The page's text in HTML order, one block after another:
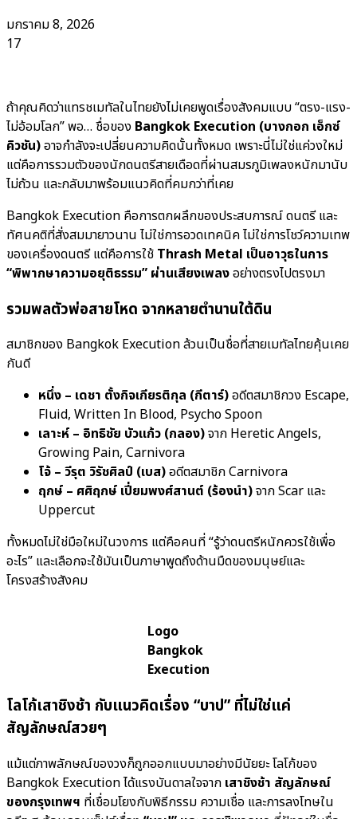
มกราคม 8, 2026
17
ถ้าคุณคิดว่าแทรชเมทัลในไทยยังไม่เคยพูดเรื่องสังคมแบบ “ตรง-แรง-
ไม่อ้อมโลก” พอ… ชื่อของ Bangkok Execution (บางกอก เอ็กซ์
คิวชัน)อาจกำลังจะเปลี่ยนความคิดนั้นทั้งหมด เพราะนี่ไม่ใช่แค่วงใหม่
แต่คือการรวมตัวของนักดนตรีสายเดือดที่ผ่านสมรภูมิเพลงหนักมานับ
ไม่ถ้วน และกลับมาพร้อมแนวคิดที่คมกว่าที่เคย
Bangkok Execution คือการตกผลึกของประสบการณ์ ดนตรี และ
ทัศนคติที่สั่งสมมายาวนาน ไม่ใช่การอวดเทคนิค ไม่ใช่การโชว์ความเทพ
ของเครื่องดนตรี แต่คือการใช้ Thrash Metal เป็นอาวุธในการ
“พิพากษาความอยุติธรรม” ผ่านเสียงเพลงอย่างตรงไปตรงมา
รวมพลตัวพ่อสายโหด จากหลายตำนานใต้ดิน
สมาชิกของ Bangkok Execution ล้วนเป็นชื่อที่สายเมทัลไทยคุ้นเคย
กันดี
หนึ่ง – เดชา ตั้งกิจเกียรติกุล (กีตาร์)อดีตสมาชิกวง Escape,
Fluid, Written In Blood, Psycho Spoon
เลาะห์ – อิทธิชัย บัวแก้ว (กลอง)จาก Heretic Angels,
Growing Pain, Carnivora
โจ้ – วีรุต วิรัชศิลป์ (เบส)อดีตสมาชิก Carnivora
ฤกษ์ – ศศิฤกษ์ เปี่ยมพงศ์สานต์ (ร้องนำ)จาก Scar และ
Uppercut
ทั้งหมดไม่ใช่มือใหม่ในวงการ แต่คือคนที่ “รู้ว่าดนตรีหนักควรใช้เพื่อ
อะไร” และเลือกจะใช้มันเป็นภาษาพูดถึงด้านมืดของมนุษย์และ
โครงสร้างสังคม
Logo
Bangkok
Execution
โลโก้เสาชิงช้า กับแนวคิดเรื่อง “บาป” ที่ไม่ใช่แค่
สัญลักษณ์สวยๆ
แม้แต่ภาพลักษณ์ของวงก็ถูกออกแบบมาอย่างมีนัยยะ โลโก้ของ
Bangkok Execution ได้แรงบันดาลใจจาก เสาชิงช้า สัญลักษณ์
ของกรุงเทพฯ ที่เชื่อมโยงกับพิธีกรรม ความเชื่อ และการลงโทษใน